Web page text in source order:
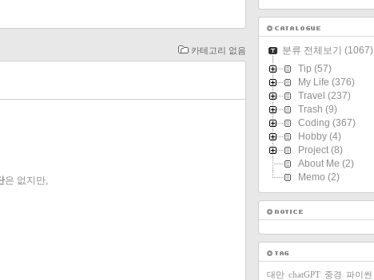
카테고리 없음
은 없지만,
분류 전체보기 (1067)
Tip (57)
My Life (376)
Travel (237)
Trash (9)
Coding (367)
Hobby (4)
Project (8)
About Me (2)
Memo (2)
대만 chatGPT 중경 파이썬